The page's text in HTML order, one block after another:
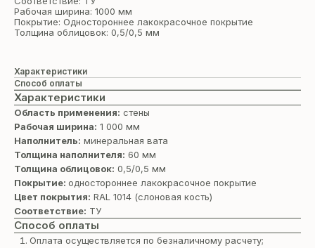
Рабочая ширина: 1000 мм
Покрытие: Одностороннее лакокрасочное покрытие
Толщина облицовок: 0,5/0,5 мм
Характеристики
Способ оплаты
Характеристики
Область применения: стены
Рабочая ширина: 1 000 мм
Наполнитель: минеральная вата
Толщина наполнителя: 60 мм
Толщина облицовок: 0,5/0,5 мм
Покрытие: одностороннее лакокрасочное покрытие
Цвет покрытия: RAL 1014 (cлоновая кость)
Соответствие: ТУ
Способ оплаты
Оплата осуществляется по безналичному расчету;